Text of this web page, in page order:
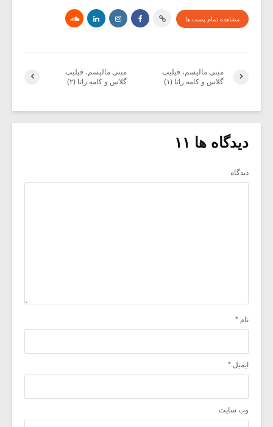
مشاهده تمام پست ها
مینی مالیسم، فیلیپ
گلاس و کامه راتا (۲)
مینی مالیسم، فیلیپ
گلاس و کامه راتا (۱)
دیدگاه ها ۱۱
دیدگاه
نام *
ایمیل *
وب‌ سایت